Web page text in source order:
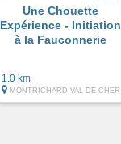
Une Chouette
Expérience - Initiation
à la Fauconnerie
1.0 km
MONTRICHARD VAL DE CHER